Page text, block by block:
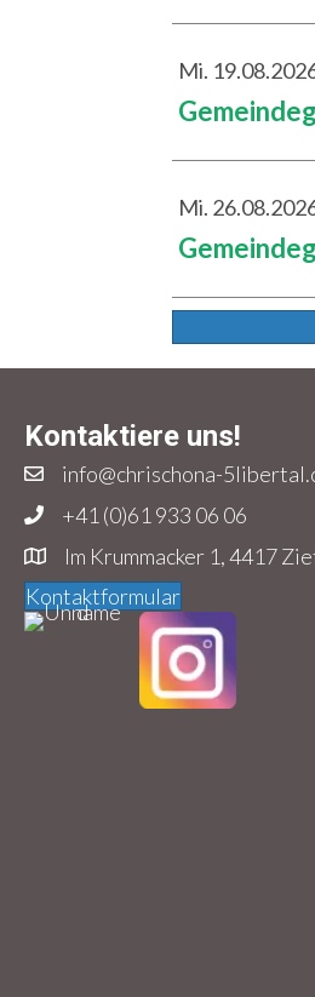
Mi.
Mi.
Kontaktiere uns!
info@chrischona-
+41 (0)61 933 06 06
Im Krummacker 1, 4417
Kontaktformular